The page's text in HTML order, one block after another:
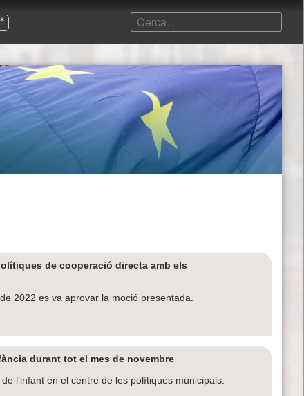
de cooperació directa amb els
2022 es va aprovar la moció presentada.
durant tot el mes de novembre
l’infant en el centre de les polítiques municipals.